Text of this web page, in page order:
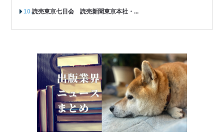
読売東京七日会 読売新聞東京本社・...